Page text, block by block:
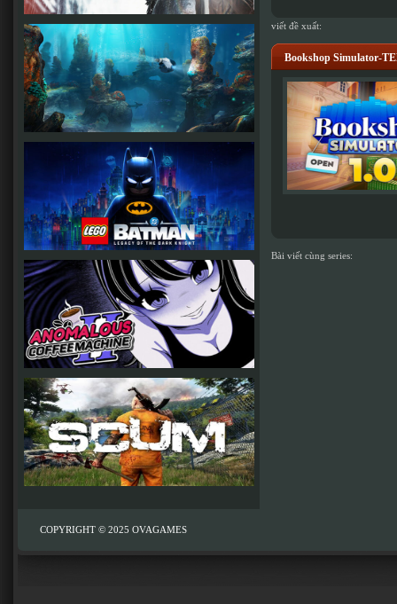
viết đề xuất:
Bookshop Simulator-
Bài viết cùng series:
COPYRIGHT © 2025 OVAGAMES